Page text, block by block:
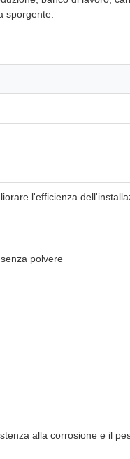
sporgente.
l'efficienza
polvere
alla corrosione e il